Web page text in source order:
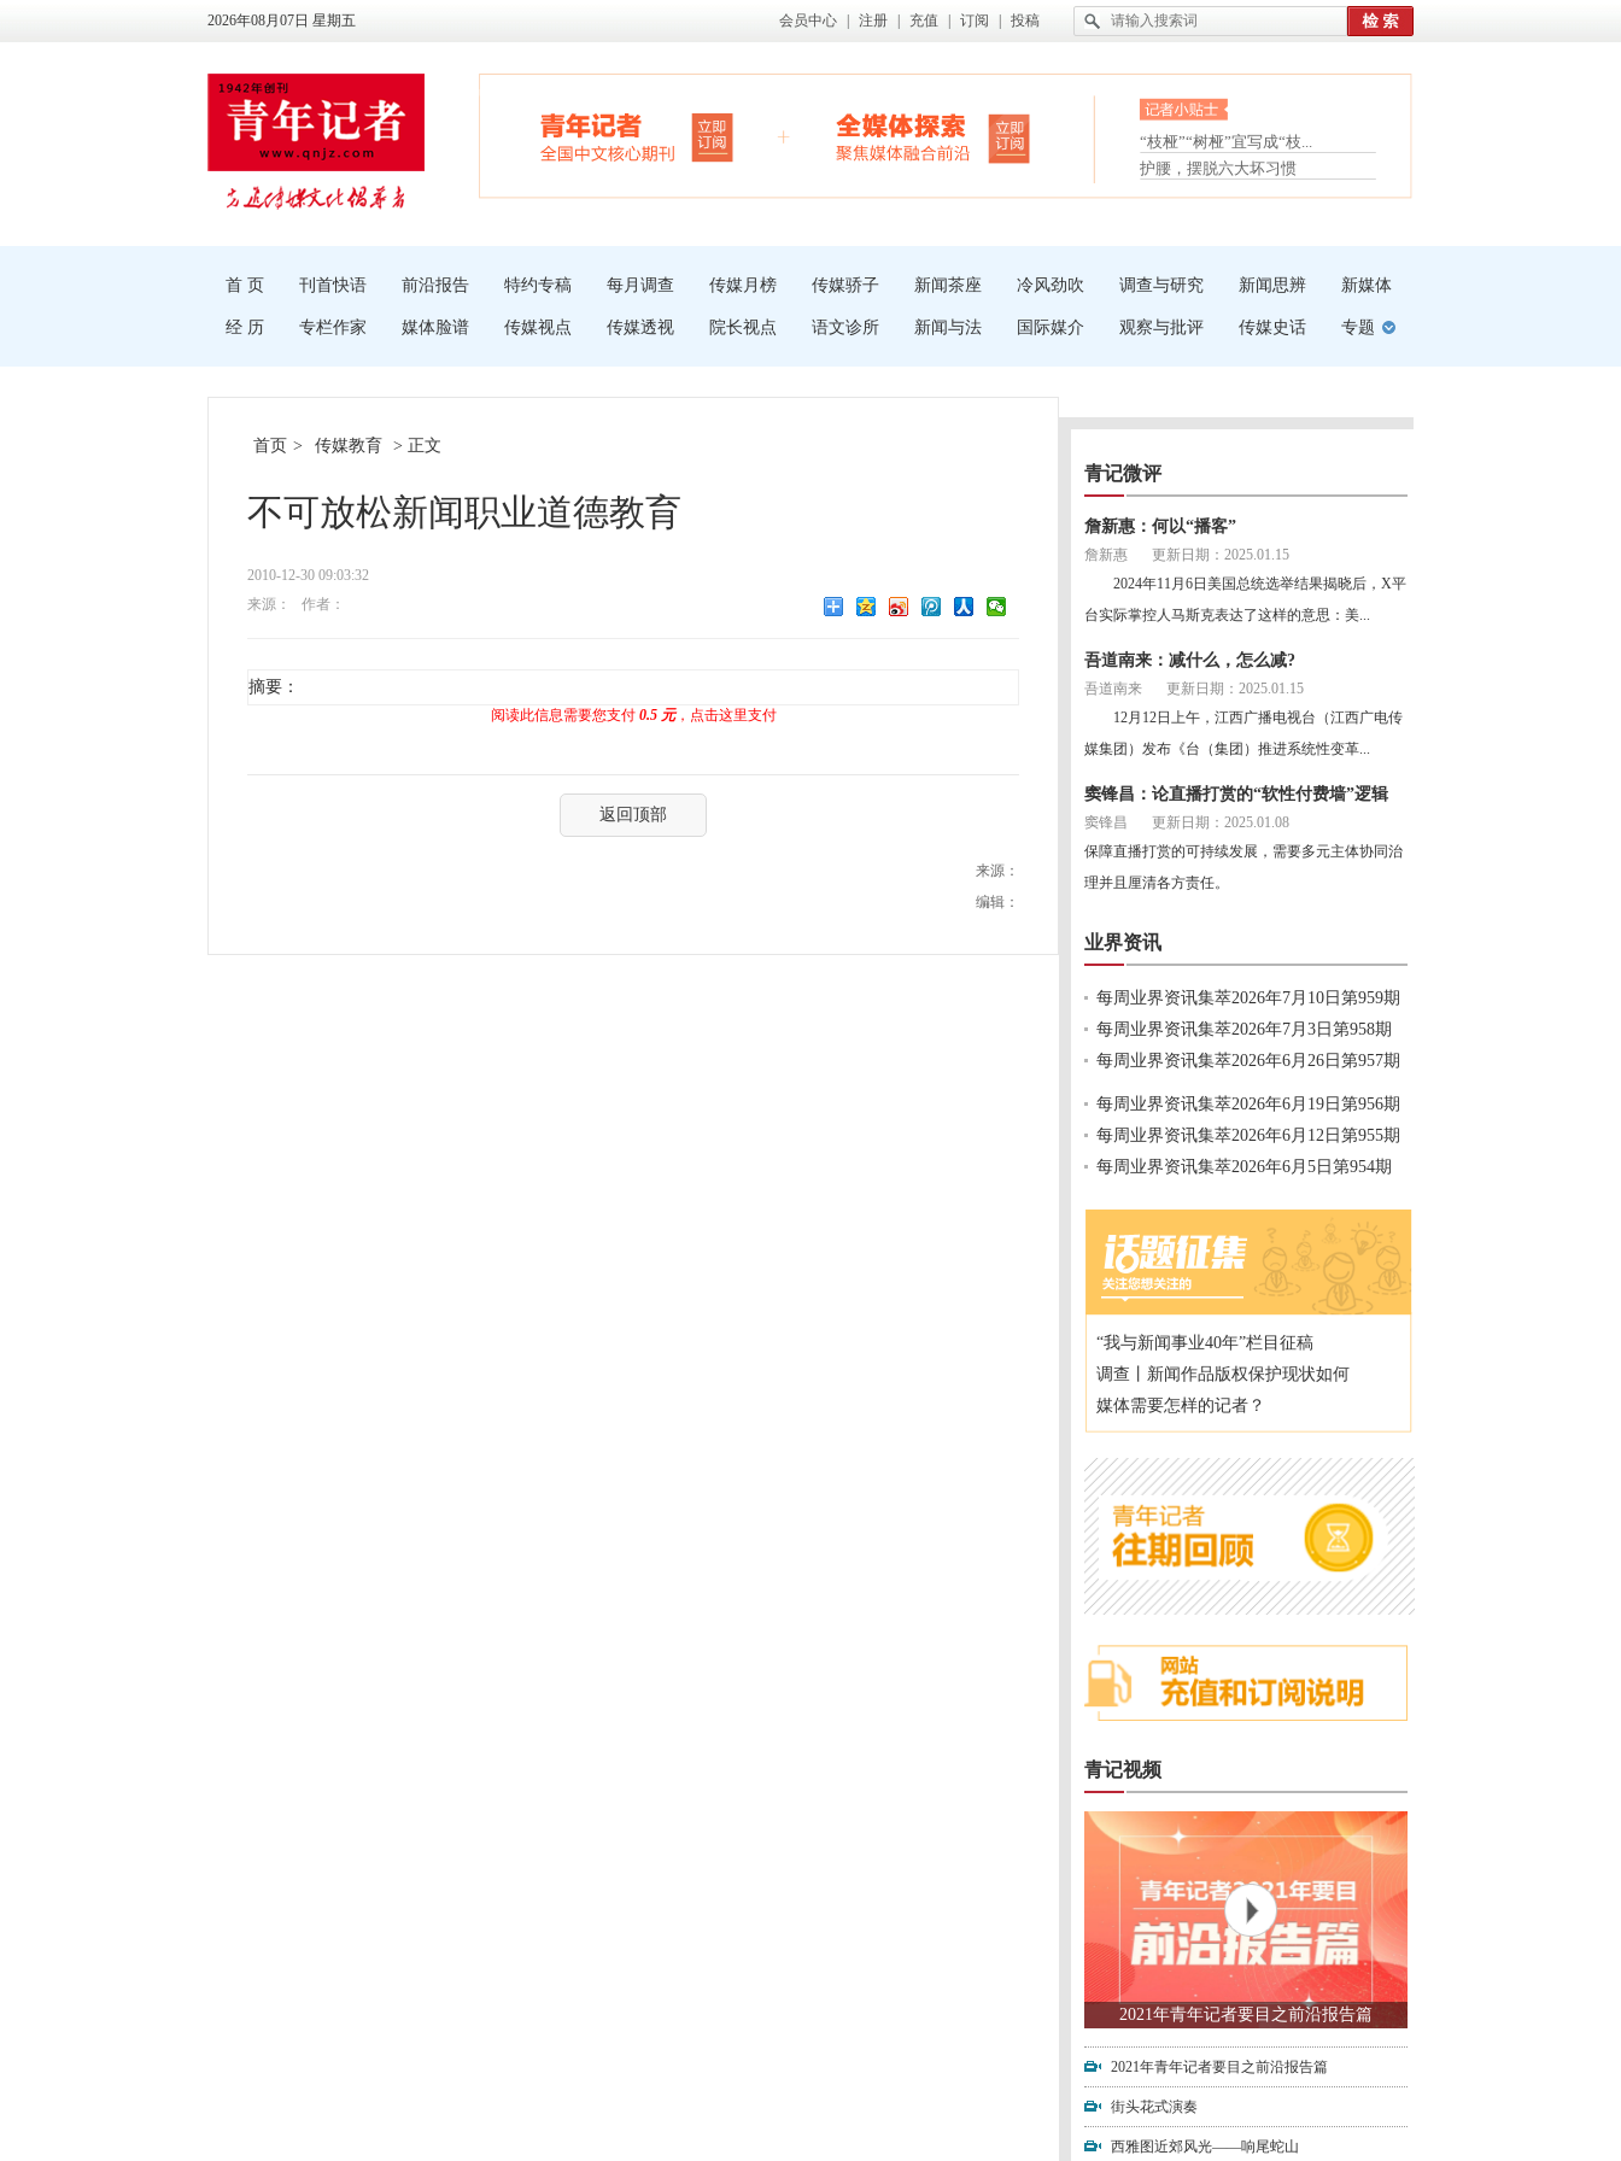
2026年08月07日 星期五 会员中心 注册 充值 订阅 投稿
眼白变红或是结膜下出血
“枝桠”“树桠”宜写成“枝...
夏天缓解疲劳有三招
护腰，摆脱六大坏习惯
受伤了冰敷还是热敷
首 页 刊首快语 前沿报告 特约专稿 每月调查 传媒月榜 传媒骄子 新闻茶座 冷风劲吹 调查与研究 新闻思辨 新媒体
经 历 专栏作家 媒体脸谱 传媒视点 传媒透视 院长视点 语文诊所 新闻与法 国际媒介 观察与批评 传媒史话 专题
首页 > 传媒教育 > 正文
不可放松新闻职业道德教育
2010-12-30 09:03:32
来源：
作者：
摘要：
阅读此信息需要您支付 0.5 元，点击这里支付
返回顶部
来源：
编辑：
青记微评
詹新惠：何以“播客”
詹新惠
更新日期：2025.01.15
2024年11月6日美国总统选举结果揭晓后，X平
台实际掌控人马斯克表达了这样的意思：美...
吾道南来：减什么，怎么减?
吾道南来
更新日期：2025.01.15
12月12日上午，江西广播电视台（江西广电传
媒集团）发布《台（集团）推进系统性变革...
窦锋昌：论直播打赏的“软性付费墙”逻辑
窦锋昌
更新日期：2025.01.08
保障直播打赏的可持续发展，需要多元主体协同治
理并且厘清各方责任。
业界资讯
每周业界资讯集萃2026年7月10日第959期
每周业界资讯集萃2026年7月3日第958期
每周业界资讯集萃2026年6月26日第957期
每周业界资讯集萃2026年6月19日第956期
每周业界资讯集萃2026年6月12日第955期
每周业界资讯集萃2026年6月5日第954期
“我与新闻事业40年”栏目征稿
调查丨新闻作品版权保护现状如何
媒体需要怎样的记者？
青记视频
2021年青年记者要目之前沿报告篇
2021年青年记者要目之前沿报告篇
街头花式演奏
西雅图近郊风光——响尾蛇山